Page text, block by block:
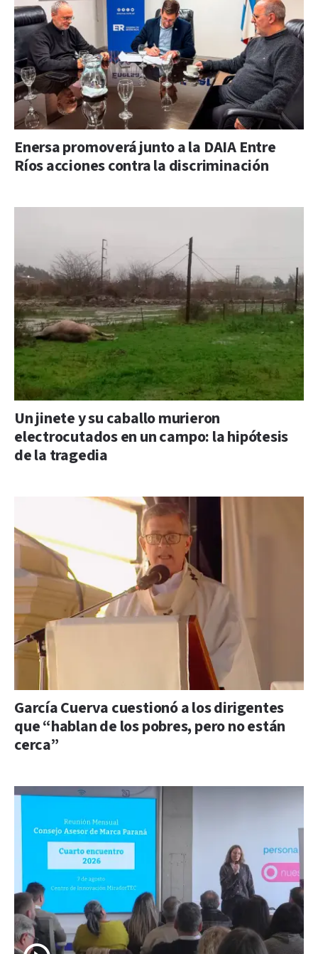
Enersa promoverá junto a la DAIA Entre
Ríos acciones contra la discriminación
Un jinete y su caballo murieron
electrocutados en un campo: la hipótesis
de la tragedia
García Cuerva cuestionó a los dirigentes
que “hablan de los pobres, pero no están
cerca”